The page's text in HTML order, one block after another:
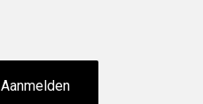
Aanmelden